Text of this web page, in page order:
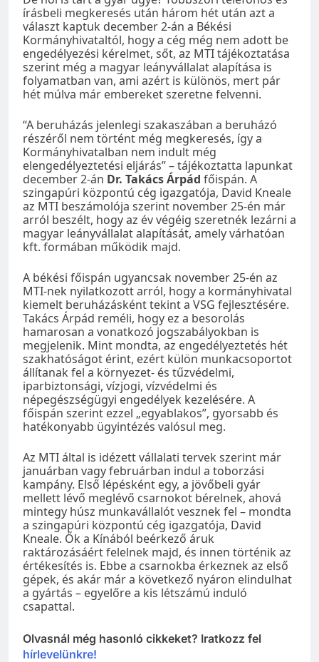
írásbeli megkeresés után három hét után azt a
választ kaptuk december 2-án a Békési
Kormányhivataltól, hogy a cég még nem adott be
engedélyezési kérelmet, sőt, az MTI tájékoztatása
szerint még a magyar leányvállalat alapítása is
folyamatban van, ami azért is különös, mert pár
hét múlva már embereket szeretne felvenni.
“A beruházás jelenlegi szakaszában a beruházó
részéről nem történt még megkeresés, így a
Kormányhivatalban nem indult még
elengedélyeztetési eljárás” – tájékoztatta lapunkat
december 2-án Dr. Takács Árpád főispán. A
szingapúri központú cég igazgatója, David Kneale
az MTI beszámolója szerint november 25-én már
arról beszélt, hogy az év végéig szeretnék lezárni a
magyar leányvállalat alapítását, amely várhatóan
kft. formában működik majd.
A békési főispán ugyancsak november 25-én az
MTI-nek nyilatkozott arról, hogy a kormányhivatal
kiemelt beruházásként tekint a VSG fejlesztésére.
Takács Árpád reméli, hogy ez a besorolás
hamarosan a vonatkozó jogszabályokban is
megjelenik. Mint mondta, az engedélyeztetés hét
szakhatóságot érint, ezért külön munkacsoportot
állítanak fel a környezet- és tűzvédelmi,
iparbiztonsági, vízjogi, vízvédelmi és
népegészségügyi engedélyek kezelésére. A
főispán szerint ezzel „egyablakos”, gyorsabb és
hatékonyabb ügyintézés valósul meg.
Az MTI által is idézett vállalati tervek szerint már
januárban vagy februárban indul a toborzási
kampány. Első lépésként egy, a jövőbeli gyár
mellett lévő meglévő csarnokot bérelnek, ahová
mintegy húsz munkavállalót vesznek fel – mondta
a szingapúri központú cég igazgatója, David
Kneale. Ők a Kínából beérkező áruk
raktározásáért felelnek majd, és innen történik az
értékesítés is. Ebbe a csarnokba érkeznek az első
gépek, és akár már a következő nyáron elindulhat
a gyártás – egyelőre a kis létszámú induló
csapattal.
Olvasnál még hasonló cikkeket? Iratkozz fel
hírlevelünkre!